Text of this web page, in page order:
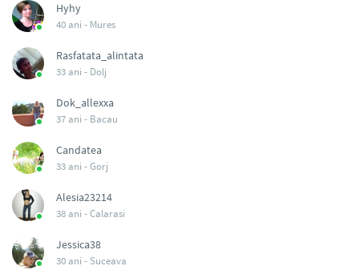
Hyhy
40 ani - Mures
Rasfatata_alintata
33 ani - Dolj
Dok_allexxa
37 ani - Bacau
Candatea
33 ani -Gorj
Alesia23214
38 ani -Calarasi
Jessica38
30 ani - Suceava